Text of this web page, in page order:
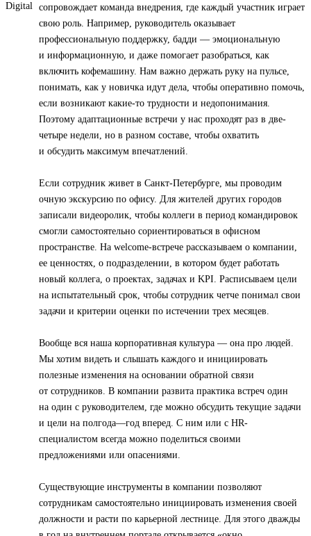
сопровождает команда внедрения, где каждый участник играет
свою роль. Например, руководитель оказывает
профессиональную поддержку, бадди — эмоциональную
и информационную, и даже помогает разобраться, как
включить кофемашину. Нам важно держать руку на пульсе,
понимать, как у новичка идут дела, чтобы оперативно помочь,
если возникают какие-то трудности и недопонимания.
Поэтому адаптационные встречи у нас проходят раз в две-
четыре недели, но в разном составе, чтобы охватить
и обсудить максимум впечатлений.
Если сотрудник живет в Санкт-Петербурге, мы проводим
очную экскурсию по офису. Для жителей других городов
записали видеоролик, чтобы коллеги в период командировок
смогли самостоятельно сориентироваться в офисном
пространстве. На welcome-встрече рассказываем о компании,
ее ценностях, о подразделении, в котором будет работать
новый коллега, о проектах, задачах и KPI. Расписываем цели
на испытательный срок, чтобы сотрудник четче понимал свои
задачи и критерии оценки по истечении трех месяцев.
Вообще вся наша корпоративная культура — она про людей.
Мы хотим видеть и слышать каждого и инициировать
полезные изменения на основании обратной связи
от сотрудников. В компании развита практика встреч один
на один с руководителем, где можно обсудить текущие задачи
и цели на полгода—год вперед. С ним или с HR-
специалистом всегда можно поделиться своими
предложениями или опасениями.
Существующие инструменты в компании позволяют
сотрудникам самостоятельно инициировать изменения своей
должности и расти по карьерной лестнице. Для этого дважды